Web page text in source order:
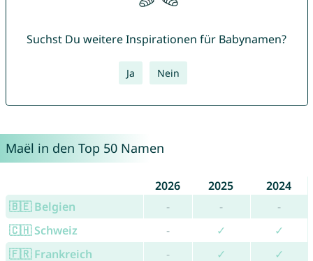
Suchst Du weitere Inspirationen für Babynamen?
Ja Nein
Maël in den Top 50 Namen
2026 2025
2024
🇧🇪 Belgien
- -
-
🇨🇭 Schweiz
- ✓
✓
🇫🇷 Frankreich
- ✓ ✓